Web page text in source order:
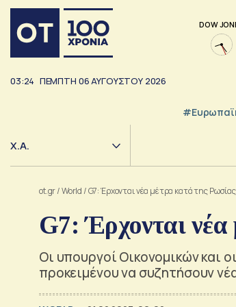
DOW
03:24 ΠΕΜΠΤΗ 06ΑΥΓΟΥΣΤΟΥ 2026
Χ.Α.
ot.gr/World /G7: Έρχονται νέα μέτρα κατά της Ρωσίας
G7: Έρχονται
Οι υπουργοί Οικονομικών και
προκειμένου να συζητήσουν